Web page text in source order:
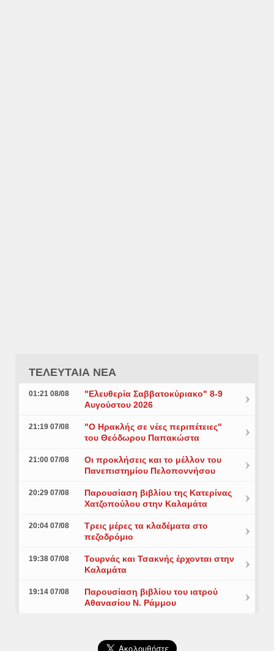
ΤΕΛΕΥΤΑΙΑ ΝΕΑ
01:21 08/08
"Ελευθερία Σαββατοκύριακο" 8-9
Αυγούστου 2026
21:19 07/08
"Ο Ηρακλής σε νέες περιπέτειες"
του Θεόδωρου Παπακώστα
21:00 07/08
Οι προκλήσεις και το μέλλον του
Πανεπιστημίου Πελοποννήσου
20:29 07/08
Παρουσίαση βιβλίου της Κατερίνας
Χατζοπούλου στην Καλαμάτα
20:04 07/08
Τρεις μέρες τα κλαδέματα στο
πεζοδρόμιο
19:38 07/08
Τουρνάς και Τσακνής έρχονται στην
Καλαμάτα
19:14 07/08
Παρουσίαση βιβλίου του ιατρού
Αθανασίου Ν. Ράμμου